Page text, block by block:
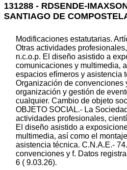
131288 - RDSENDE-
SANTIAGO DE
Modificaciones estatutarias.
Otras actividades
n.c.o.p. El diseño asistido a
comunicaciones y multimedia,
espacios efímeros y asistencia
Organización de convenciones
organización y gestión de
cualquier. Cambio de objeto
OBJETO SOCIAL.- La
actividades profesionales,
El diseño asistido a
multimedia, así como el
asistencia técnica. C.N.A.E.-
convenciones y f. Datos
6 ( 9.03.26).